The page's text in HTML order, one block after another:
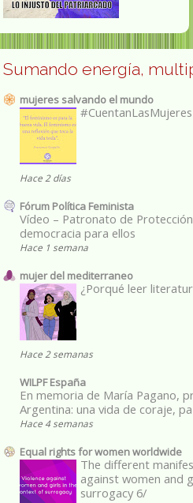
Sumando energía,
mujeres salvando el mundo
Hace 2 días
Fórum Política Feminista
Vídeo – Patronato de
democracia para ellos
Hace 1 semana
mujer del mediterraneo
¿Porqué leer
Hace 2 semanas
WILPF España
En memoria de María Pagano,
Argentina: una vida de coraje,
Hace 4 semanas
Equal rights for women worldwide
The different
against women and
surrogacy 6/